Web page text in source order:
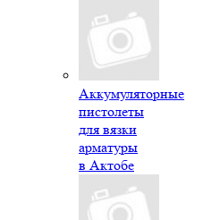
Аккумуляторные
пистолеты
для вязки
арматуры
в Актобе